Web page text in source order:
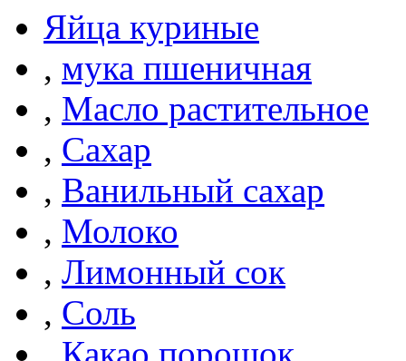
Яйца куриные
, мука пшеничная
, Масло растительное
, Сахар
, Ванильный сахар
, Молоко
, Лимонный сок
, Соль
, Какао порошок